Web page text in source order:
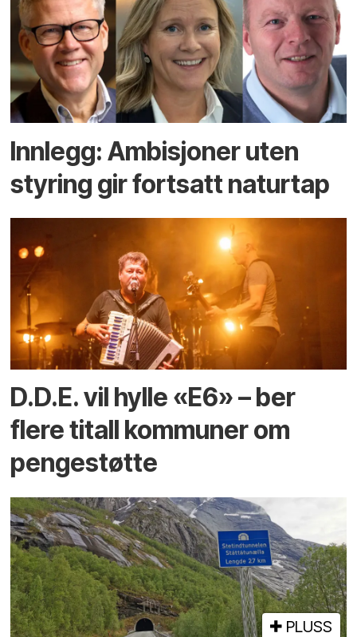
Innlegg: Ambisjoner uten
styring gir fortsatt naturtap
D.D.E. vil hylle «E6» – ber
flere titall kommuner om
pengestøtte
PLUSS